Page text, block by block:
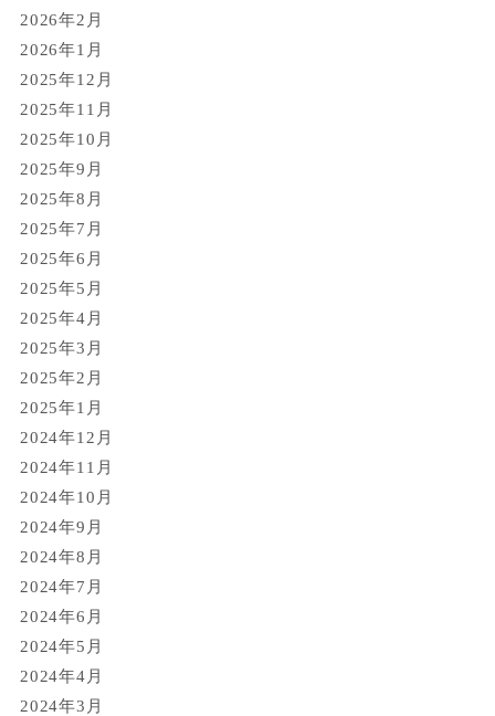
2026年2月
2026年1月
2025年12月
2025年11月
2025年10月
2025年9月
2025年8月
2025年7月
2025年6月
2025年5月
2025年4月
2025年3月
2025年2月
2025年1月
2024年12月
2024年11月
2024年10月
2024年9月
2024年8月
2024年7月
2024年6月
2024年5月
2024年4月
2024年3月